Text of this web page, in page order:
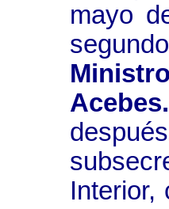
mayo
Acebes.
Interior,